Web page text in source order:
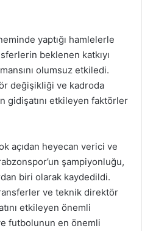
yaptığı hamlelerle
beklenen katkıyı
olumsuz etkiledi.
değişikliği ve kadroda
gidişatını etkileyen faktörler
açıdan heyecan verici ve
şampiyonluğu,
biri olarak kaydedildi.
ve teknik direktör
etkileyen önemli
futbolunun en önemli